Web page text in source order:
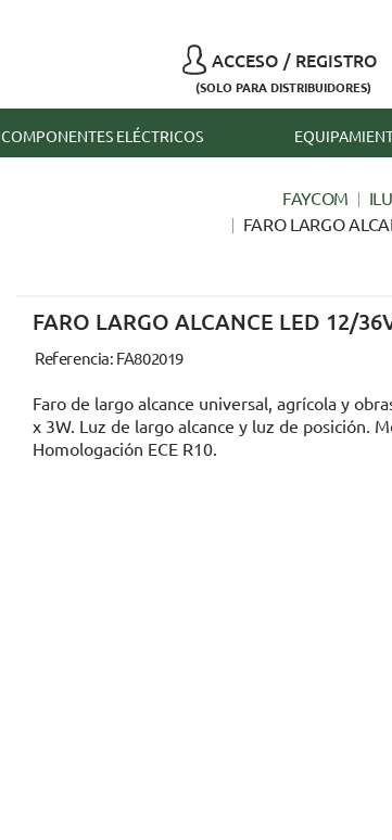
(SOLO PARA DISTRIBUIDORES)
ACCESO / REGISTRO
COMPONENTES ELÉCTRICOS
FAYCOM
FARO LARGO
FARO LARGO ALCANCE LED 12/
Referencia: FA802019
Faro de largo alcance universal, agrícola y
x 3W. Luz de largo alcance y luz de posición.
Homologación ECE R10.